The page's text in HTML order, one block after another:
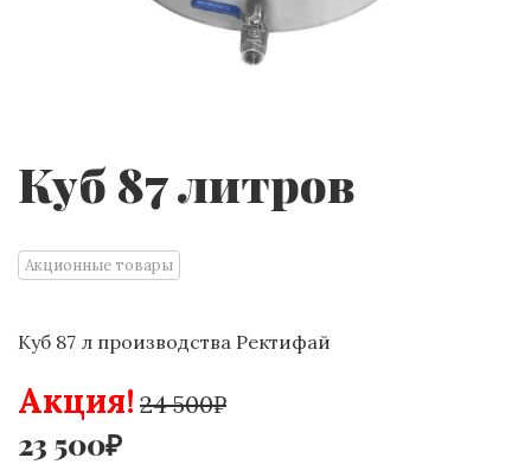
Куб 87 литров
Акционные товары
Куб 87 л производства Ректифай
Акция! 24 500₽
23 500₽